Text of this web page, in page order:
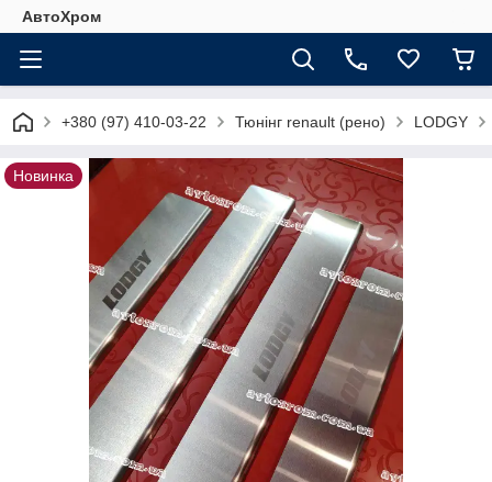
АвтоХром
+380 (97) 410-03-22 Тюнінг renault (рено) LODGY
Новинка